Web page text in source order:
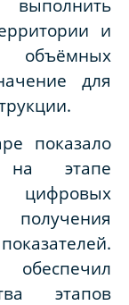
и
для
показало
на этапе
цифровых
этапов